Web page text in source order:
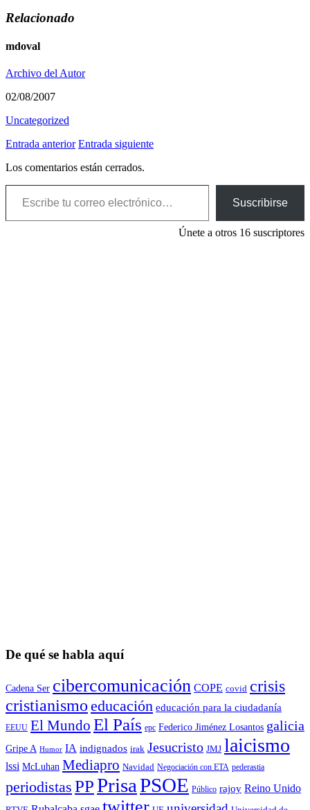
Relacionado
mdoval
Archivo del Autor
02/08/2007
Uncategorized
Entrada anterior Entrada siguiente
Los comentarios están cerrados.
Escribe tu correo electrónico…
Suscribirse
Únete a otros 16 suscriptores
De qué se habla aquí
Cadena Ser cibercomunicación COPE covid crisis
cristianismo educación educación para la ciudadaní­a
EEUU El Mundo El País epc Federico Jiménez Losantos galicia
Gripe A Humor IA indignados irak Jesucristo JMJ laicismo
lssi McLuhan Mediapro Navidad Negociación con ETA pederastia
periodistas PPPrisaPSOE Público rajoy Reino Unido